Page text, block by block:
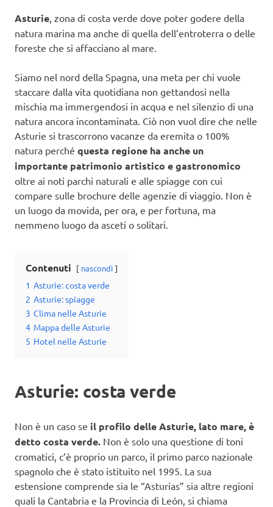
Asturie , zona di costa verde dove poter godere della
natura marina ma anche di quella dell’entroterra o delle
foreste che si affacciano al mare.
Siamo nel nord della Spagna, una meta per chi vuole
staccare dalla vita quotidiana non gettandosi nella
mischia ma immergendosi in acqua e nel silenzio di una
natura ancora incontaminata. Ciò non vuol dire che nelle
Asturie si trascorrono vacanze da eremita o 100%
natura perché questa regione ha anche un
importante patrimonio artistico e gastronomico
oltre ai noti parchi naturali e alle spiagge con cui
compare sulle brochure delle agenzie di viaggio. Non è
un luogo da movida, per ora, e per fortuna, ma
nemmeno luogo da asceti o solitari.
Contenuti nascondi
1 Asturie: costa verde
2 Asturie: spiagge
3 Clima nelle Asturie
4 Mappa delle Asturie
5 Hotel nelle Asturie
Asturie: costa verde
Non è un caso se il profilo delle Asturie, lato mare, è
detto costa verde. Non è solo una questione di toni
cromatici, c’è proprio un parco, il primo parco nazionale
spagnolo che è stato istituito nel 1995. La sua
estensione comprende sia le “Asturias” sia altre regioni
quali la Cantabria e la Provincia di León, si chiama